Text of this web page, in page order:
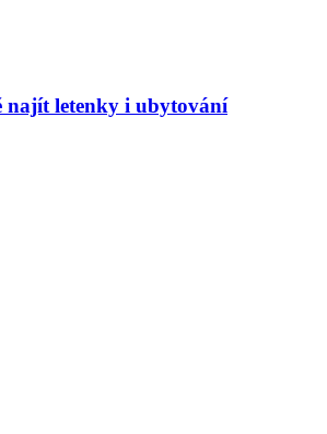
najít letenky i ubytování